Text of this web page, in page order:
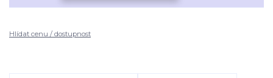
Hlídat cenu / dostupnost